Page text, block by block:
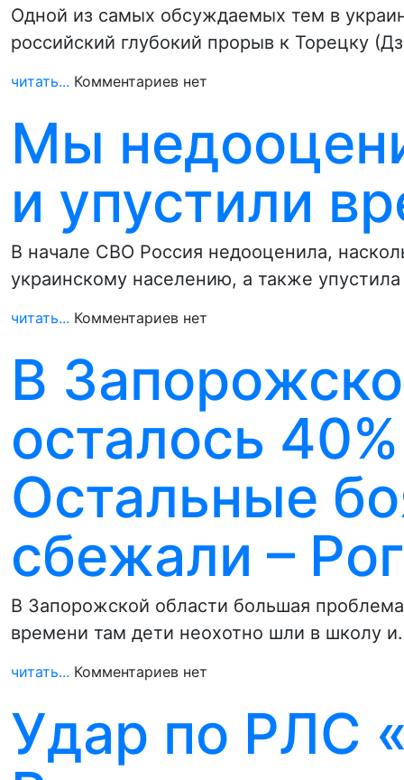
Одной из самых обсуждаемых тем в
российский глубокий прорыв к Торецку
читать... Комментариев нет
Мы
и упустили
В начале СВО Россия недооценила,
украинскому населению, а также
читать... Комментариев нет
В
осталось
Остальные
сбежали –
В Запорожской области большая
времени там дети неохотно шли в школу
читать... Комментариев нет
Удар по РЛС